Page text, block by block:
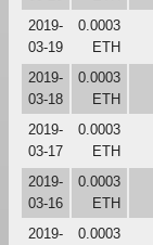
2019-
03-19
0.0003
ETH
2019-
03-18
0.0003
ETH
2019-
03-17
0.0003
ETH
2019-
03-16
0.0003
ETH
2019-
0.0003